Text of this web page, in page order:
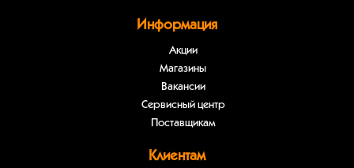
Информация
Акции
Магазины
Вакансии
Сервисный центр
Поставщикам
Клиентам